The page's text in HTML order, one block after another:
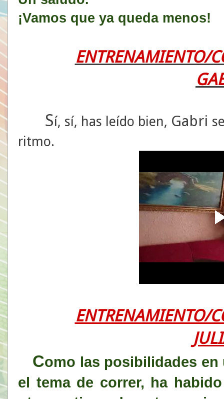
¡Vamos que ya queda menos!
ENTRENAMIENTO/
Sí, sí, has leído bien, Gabri
ritmo.
ENTRENAMIENTO/
Como las posibilidades
el tema de correr, ha